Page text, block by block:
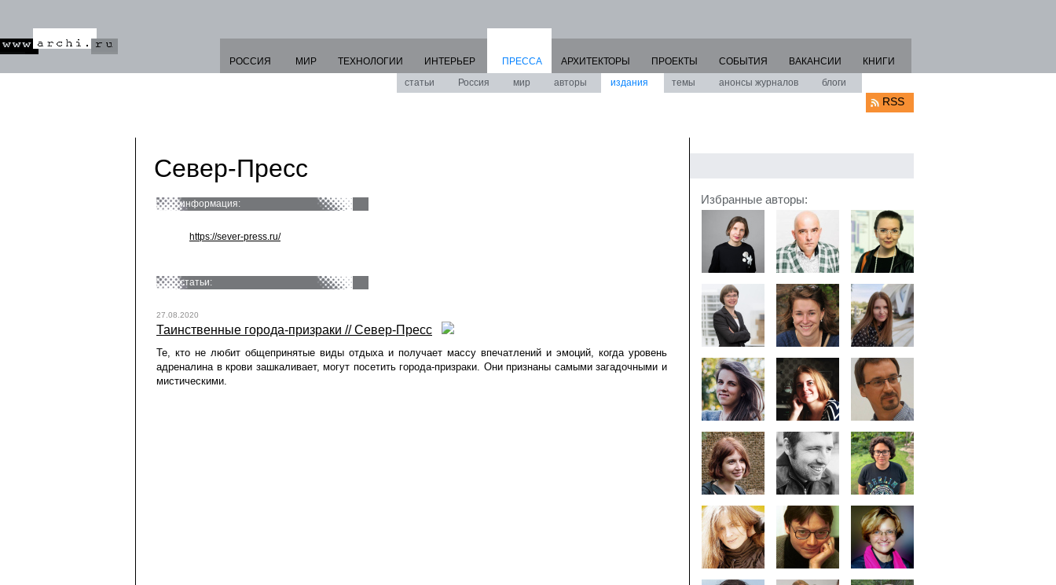
РОССИЯ МИР ТЕХНОЛОГИИ ИНТЕРЬЕР
ПРЕССА
статьи
Россия мир авторы издания темы анонсы журналов блоги
АРХИТЕКТОРЫ ПРОЕКТЫ СОБЫТИЯ ВАКАНСИИ КНИГИ
RSS
Север-Пресс
информация:
https://sever-press.ru/
статьи:
27.08.2020
Таинственные города-призраки // Север-Пресс
Те, кто не любит общепринятые виды отдыха и получает массу впечатлений и эмоций, когда уровень
адреналина в крови зашкаливает, могут посетить города-призраки. Они признаны самыми загадочными и
мистическими.
Избранные авторы: